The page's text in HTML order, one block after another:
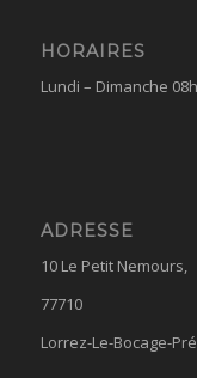
HORAIRES
Lundi – Dimanche
ADRESSE
10 Le Petit Nemours,
77710
Lorrez-Le-Bocage-